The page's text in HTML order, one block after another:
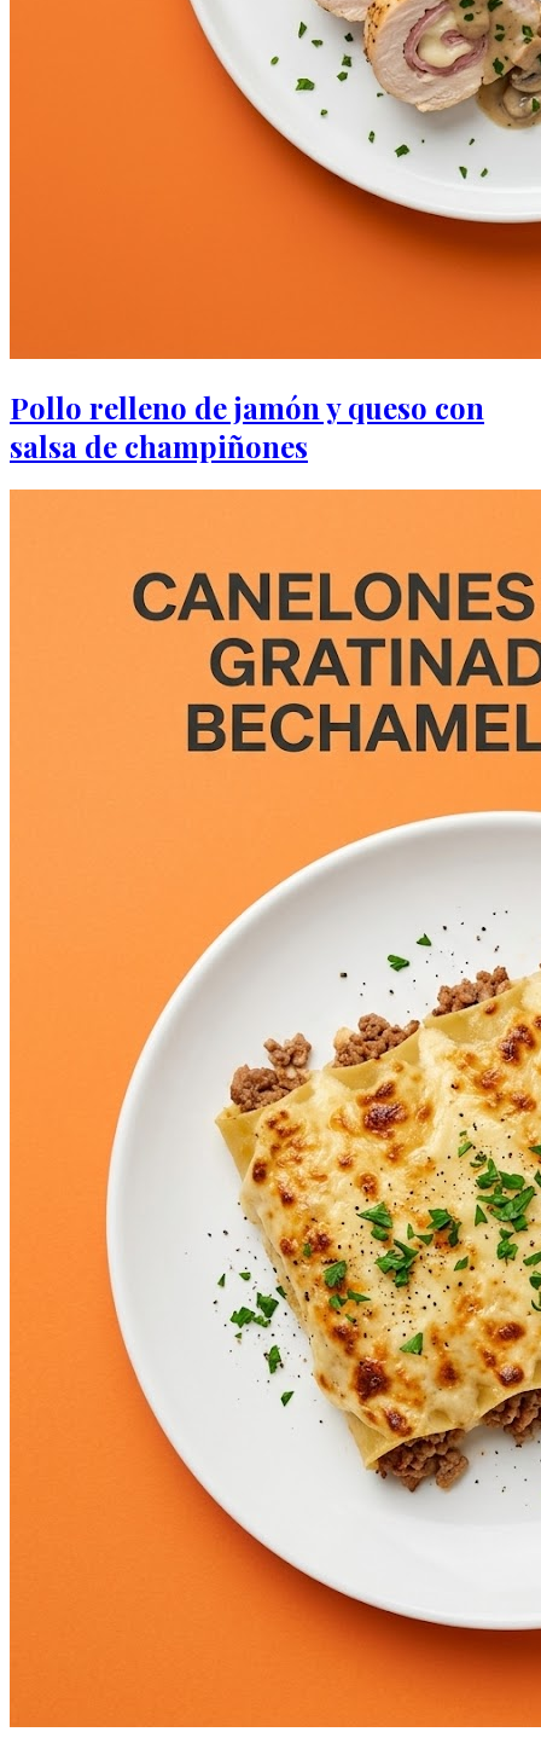
Pollo relleno de jamón y queso con
salsa de champiñones